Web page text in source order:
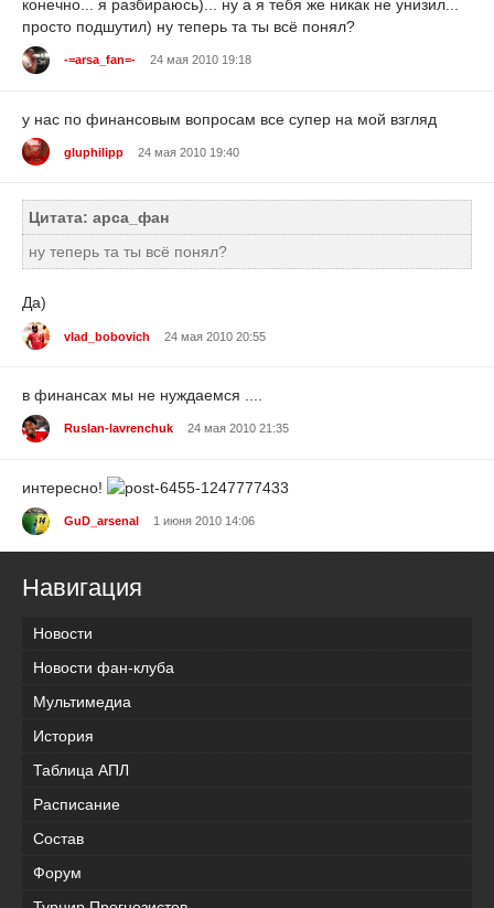
конечно... я разбираюсь)... ну а я тебя же никак не унизил...
просто подшутил) ну теперь та ты всё понял?
-=arsa_fan=- 24 мая 2010 19:18
у нас по финансовым вопросам все супер на мой взгляд
gluphilipp 24 мая 2010 19:40
Цитата: арса_фан
ну теперь та ты всё понял?
Да)
vlad_bobovich 24 мая 2010 20:55
в финансах мы не нуждаемся ....
Ruslan-lavrenchuk 24 мая 2010 21:35
интересно!
GuD_arsenal 1 июня 2010 14:06
Навигация
Новости
Новости фан-клуба
Мультимедиа
История
Таблица АПЛ
Расписание
Состав
Форум